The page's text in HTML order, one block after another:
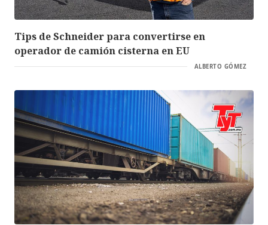
Tips de Schneider para convertirse en
operador de camión cisterna en EU
ALBERTO GÓMEZ